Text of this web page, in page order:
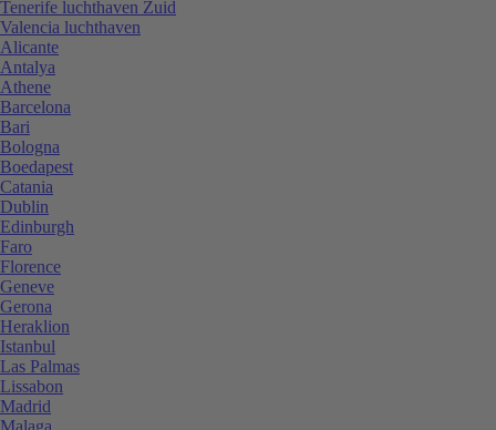
Tenerife luchthaven Zuid
Valencia luchthaven
Alicante
Antalya
Athene
Barcelona
Bari
Bologna
Boedapest
Catania
Dublin
Edinburgh
Faro
Florence
Geneve
Gerona
Heraklion
Istanbul
Las Palmas
Lissabon
Madrid
Malaga